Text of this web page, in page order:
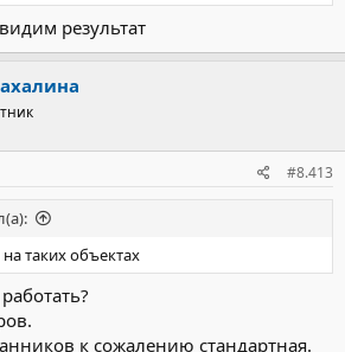
результат
#8.413
таких объектах
к сожалению стандартная.